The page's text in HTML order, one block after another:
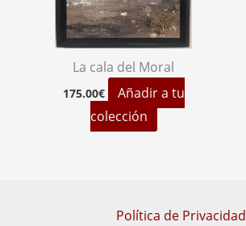
La cala del Moral
175.00€
Añadir a tu
colección
Política de Privacidad